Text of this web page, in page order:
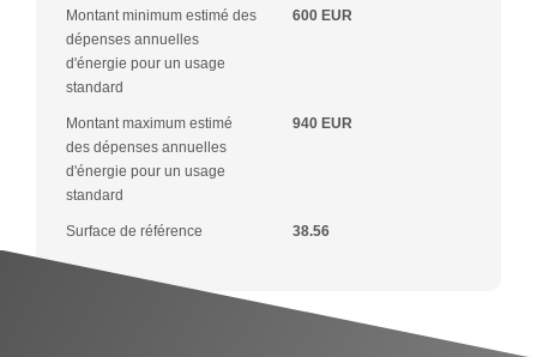
Montant minimum estimé des
dépenses annuelles
d'énergie pour un usage
standard
600 EUR
Montant maximum estimé
des dépenses annuelles
d'énergie pour un usage
standard
940 EUR
Surface de référence 38.56